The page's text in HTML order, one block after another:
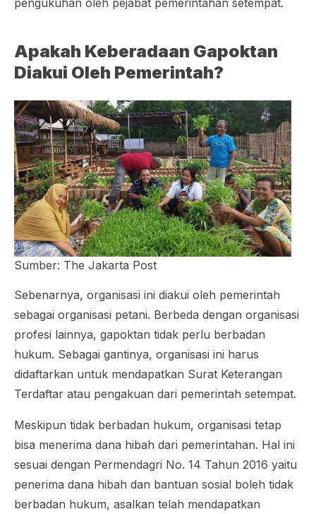
pengukuhan oleh pejabat pemerintahan setempat.
Apakah Keberadaan Gapoktan
Diakui Oleh Pemerintah?
Sumber: The Jakarta Post
Sebenarnya, organisasi ini diakui oleh pemerintah
sebagai organisasi petani. Berbeda dengan organisasi
profesi lainnya, gapoktan tidak perlu berbadan
hukum. Sebagai gantinya, organisasi ini harus
didaftarkan untuk mendapatkan Surat Keterangan
Terdaftar atau pengakuan dari pemerintah setempat.
Meskipun tidak berbadan hukum, organisasi tetap
bisa menerima dana hibah dari pemerintahan. Hal ini
sesuai dengan Permendagri No. 14 Tahun 2016 yaitu
penerima dana hibah dan bantuan sosial boleh tidak
berbadan hukum, asalkan telah mendapatkan